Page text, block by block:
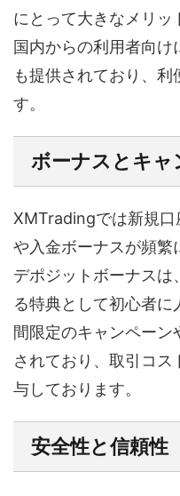
にとって大きなメリッ
国内からの利用者向
も提供されており、利
す。
ボーナスとキャ
XMTradingでは新規口
や入金ボーナスが頻繁
デポジットボーナスは
る特典として初心者
間限定のキャンペー
されており、取引コ
与しております。
安全性と信頼性